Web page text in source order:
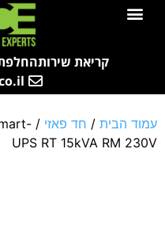
לתוכן
קריאת שירות
עמוד הבית / חד פאזי /
UPS RT 15kVA RM 230V